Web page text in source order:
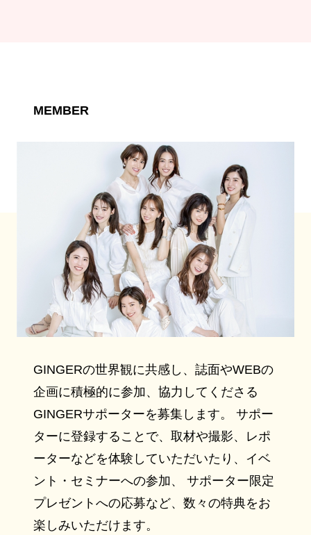
MEMBER
GINGERの世界観に共感し、誌面やWEBの
企画に積極的に参加、協力してくださる
GINGERサポーターを募集します。 サポー
ターに登録することで、取材や撮影、レポ
ーターなどを体験していただいたり、イベ
ント・セミナーへの参加、 サポーター限定
プレゼントへの応募など、数々の特典をお
楽しみいただけます。